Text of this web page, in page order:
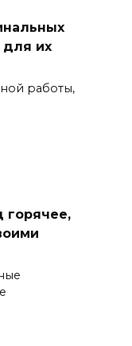
для их
работы,
горячее,